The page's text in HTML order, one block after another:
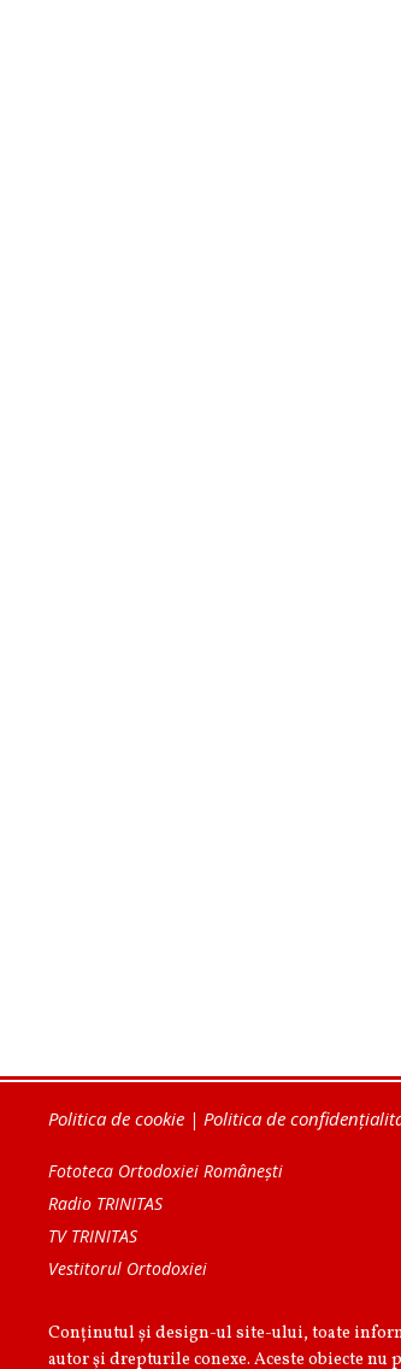
Politica de cookie | Politica de
Fototeca Ortodoxiei Românești
Radio TRINITAS
TV TRINITAS
Vestitorul Ortodoxiei
Conținutul și design-ul site-ului, toate
autor şi drepturile conexe. Aceste obiecte